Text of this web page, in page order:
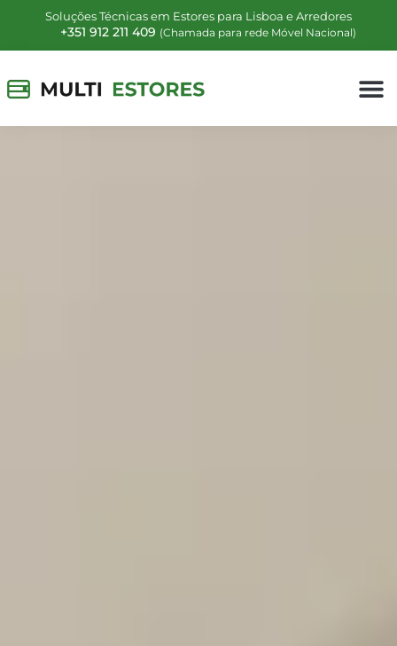
Soluções Técnicas em Estores para Lisboa e Arredores
+351 912 211 409 (Chamada para rede Móvel Nacional)